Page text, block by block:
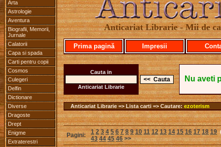
Arta
Astrologie
Aventura
Biografii, Memorii,
Jurnale
Calatorii
Capa si spada
Carti pentru copii
Cosmos
Culegeri
Delfin
Dictionare
Diverse
Dragoste
Drept
Enigme
Extraterestri
Anticariat Librarie - Mii de
Prima pagină Impresii
Cauta in
Anticariat Librarie
Nu aveti
Anticariat Librarie => Lista carti => Cautare: ezoterism
Pagini: 1 2 3 4 5 6 7 8 9 10 11 12 13 14 15 16 17 18 19
43 44 45 46>>